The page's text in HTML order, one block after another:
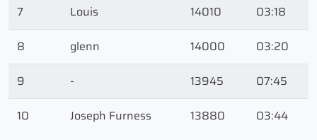
7
Louis 14010
03:18
8
glenn 14000
03:20
9
- 13945
07:45
10
Joseph Furness 13880 03:44